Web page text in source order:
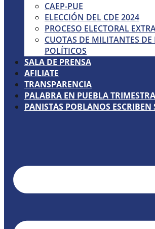
CAEP-PUE
ELECCIÓN DEL CDE 2024
PROCESO ELECTORAL
CUOTAS DE MILITANTES DE
POLÍTICOS
SALA DE PRENSA
AFILIATE
TRANSPARENCIA
PALABRA EN PUEBLA
PANISTAS POBLANOS ESCRIBEN